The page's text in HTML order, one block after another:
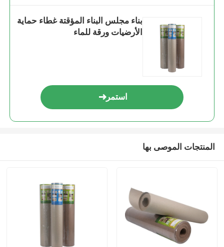
بناء مجلس البناء المؤقتة غطاء حماية
الأرضيات ورقة للماء
استمر
المنتجات الموصى بها